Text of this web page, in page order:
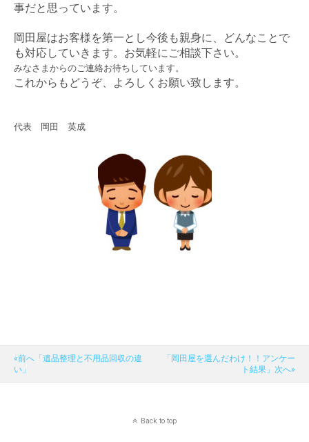
事だと思っています。
岡田屋はお客様を第一とし今後も親身に、どんなことで
も対応していきます。お気軽にご相談下さい。
みなさまからのご連絡お待ちしています。
これからもどうぞ、よろしくお願い致します。
代表 岡田 英成
«前へ「遺品整理と不用品回収の違
い」
「岡田屋を選んだわけ！！アンケー
ト結果」次へ»
Back to top